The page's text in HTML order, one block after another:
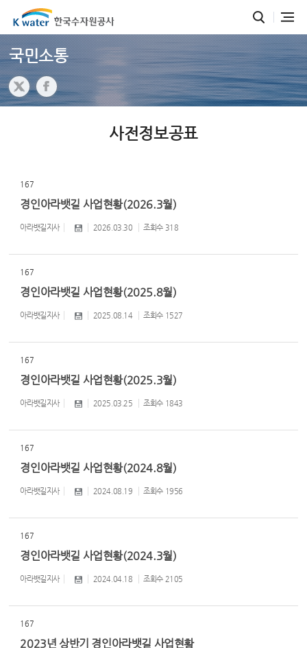
국민소통
사전정보공표
167
경인아라뱃길 사업현황(2026.3월)
아라뱃길지사 2026.03.30 조회수 318
167
경인아라뱃길 사업현황(2025.8월)
아라뱃길지사 2025.08.14 조회수 1527
167
경인아라뱃길 사업현황(2025.3월)
아라뱃길지사 2025.03.25 조회수 1843
167
경인아라뱃길 사업현황(2024.8월)
아라뱃길지사 2024.08.19 조회수 1956
167
경인아라뱃길 사업현황(2024.3월)
아라뱃길지사 2024.04.18 조회수 2105
167
2023년 상반기 경인아라뱃길 사업현황